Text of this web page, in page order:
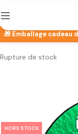
Rupture de stock
HORS STOCK